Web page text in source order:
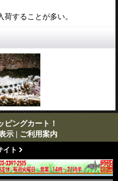
することが多い。
ピングカート！
示 | ご利用案内
イト